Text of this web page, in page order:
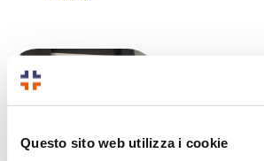
Questo sito web utilizza i cookie